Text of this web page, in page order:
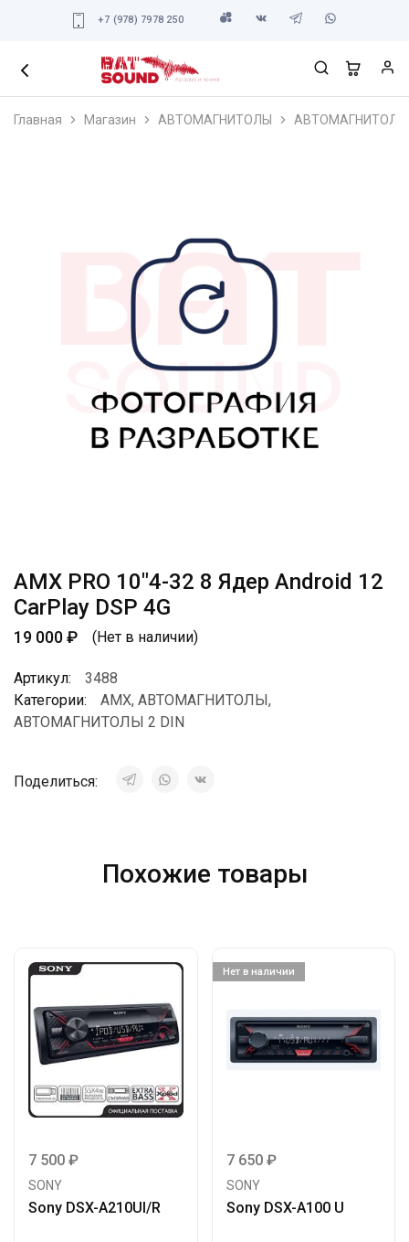
+7 (978) 7978 250
Главная Магазин АВТОМАГНИТОЛЫ АВТОМАГНИТОЛЫ
AMX PRO 10″4-32 8 Ядер Android 12
CarPlay DSP 4G
19 000₽ (Нет в наличии)
Артикул:
3488
Категории:
AMX, АВТОМАГНИТОЛЫ,
АВТОМАГНИТОЛЫ 2 DIN
Поделиться:
Похожие товары
7 500 ₽
SONY
Sony DSX-A210UI/R
Нет в наличии
7 650 ₽
SONY
Sony DSX-A100 U